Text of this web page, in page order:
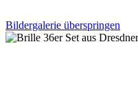
Bildergalerie überspringen